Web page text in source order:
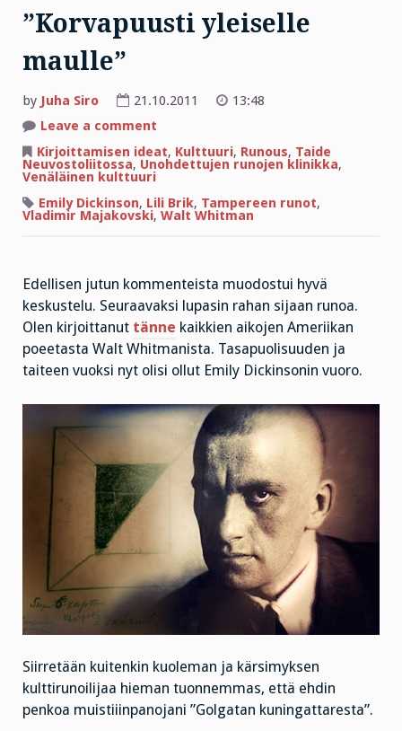
”Korvapuusti yleiselle
maulle”
by Juha Siro 21.10.2011
13:48
Leave a comment
yleiselle
maulle”
Kirjoittamisen ideat, Kulttuuri, Runous, Taide
Neuvostoliitossa, Unohdettujen runojen klinikka,
Venäläinen kulttuuri
Emily Dickinson, Lili Brik, Tampereen runot,
Vladimir Majakovski, Walt Whitman
Edellisen jutun kommenteista muodostui hyvä
keskustelu. Seuraavaksi lupasin rahan sijaan runoa.
Olen kirjoittanut tänne kaikkien aikojen Ameriikan
poeetasta Walt Whitmanista. Tasapuolisuuden ja
taiteen vuoksi nyt olisi ollut Emily Dickinsonin vuoro.
Siirretään kuitenkin kuoleman ja kärsimyksen
kulttirunoilijaa hieman tuonnemmas, että ehdin
penkoa muistiiinpanojani ”Golgatan kuningattaresta”.